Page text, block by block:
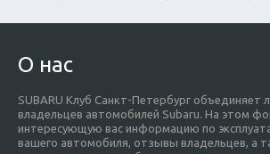
О нас
SUBARU Клуб Санкт-Петербург объединяет
владельцев автомобилей Subaru. На этом
интересующую вас информацию по
вашего автомобиля, отзывы владельцев, а